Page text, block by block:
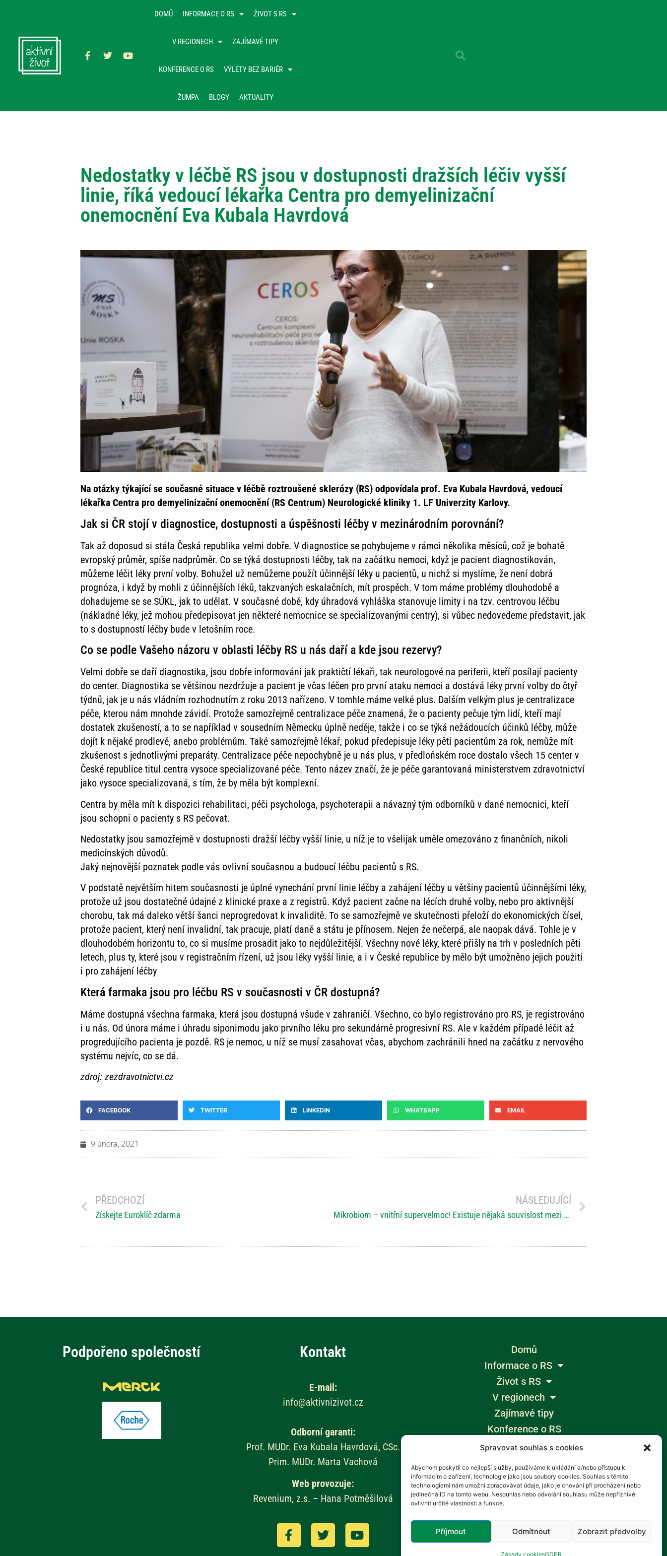
Spravovat souhlas s cookies
Abychom poskytli co nejlepší služby, používáme k ukládání a/nebo přístupu k
informacím o zařízení, technologie jako jsou soubory cookies. Souhlas s těmito
technologiemi nám umožní zpracovávat údaje, jako je chování při procházení nebo
jedinečná ID na tomto webu. Nesouhlas nebo odvolání souhlasu může nepříznivě
ovlivnit určité vlastnosti a funkce.
Příjmout Odmítnout Zobrazit předvolby
Zásady cookiesGDPR
DOMŮ INFORMACE O RS ŽIVOT S RS
V REGIONECH ZAJÍMAVÉ TIPY
KONFERENCE O RS VÝLETY BEZ BARIÉR
ŽUMPA BLOGY AKTUALITY
Nedostatky v léčbě RS jsou v dostupnosti dražších léčiv vyšší
linie, říká vedoucí lékařka Centra pro demyelinizační
onemocnění Eva Kubala Havrdová
Na otázky týkající se současné situace v léčbě roztroušené sklerózy (RS) odpovídala prof. Eva Kubala Havrdová, vedoucí
lékařka Centra pro demyelinizační onemocnění (RS Centrum) Neurologické kliniky 1. LF Univerzity Karlovy.
Jak si ČR stojí v diagnostice, dostupnosti a úspěšnosti léčby v mezinárodním porovnání?
Tak až doposud si stála Česká republika velmi dobře. V diagnostice se pohybujeme v rámci několika měsíců, což je bohatě
evropský průměr, spíše nadprůměr. Co se týká dostupnosti léčby, tak na začátku nemoci, když je pacient diagnostikován,
můžeme léčit léky první volby. Bohužel už nemůžeme použít účinnější léky u pacientů, u nichž si myslíme, že není dobrá
prognóza, i když by mohli z účinnějších léků, takzvaných eskalačních, mít prospěch. V tom máme problémy dlouhodobě a
dohadujeme se se SÚKL, jak to udělat. V současné době, kdy úhradová vyhláška stanovuje limity i na tzv. centrovou léčbu
(nákladné léky, jež mohou předepisovat jen některé nemocnice se specializovanými centry), si vůbec nedovedeme představit, jak
to s dostupností léčby bude v letošním roce.
Co se podle Vašeho názoru v oblasti léčby RS u nás daří a kde jsou rezervy?
Velmi dobře se daří diagnostika, jsou dobře informováni jak praktičtí lékaři, tak neurologové na periferii, kteří posílají pacienty
do center. Diagnostika se většinou nezdržuje a pacient je včas léčen pro první ataku nemoci a dostává léky první volby do čtyř
týdnů, jak je u nás vládním rozhodnutím z roku 2013 nařízeno. V tomhle máme velké plus. Dalším velkým plus je centralizace
péče, kterou nám mnohde závidí. Protože samozřejmě centralizace péče znamená, že o pacienty pečuje tým lidí, kteří mají
dostatek zkušeností, a to se například v sousedním Německu úplně neděje, takže i co se týká nežádoucích účinků léčby, může
dojít k nějaké prodlevě, anebo problémům. Také samozřejmě lékař, pokud předepisuje léky pěti pacientům za rok, nemůže mít
zkušenost s jednotlivými preparáty. Centralizace péče nepochybně je u nás plus, v předloňském roce dostalo všech 15 center v
České republice titul centra vysoce specializované péče. Tento název značí, že je péče garantovaná ministerstvem zdravotnictví
jako vysoce specializovaná, s tím, že by měla být komplexní.
Centra by měla mít k dispozici rehabilitaci, péči psychologa, psychoterapii a návazný tým odborníků v dané nemocnici, kteří
jsou schopni o pacienty s RS pečovat.
Nedostatky jsou samozřejmě v dostupnosti dražší léčby vyšší linie, u níž je to všelijak uměle omezováno z finančních, nikoli
medicínských důvodů.
Jaký nejnovější poznatek podle vás ovlivní současnou a budoucí léčbu pacientů s RS.
V podstatě největším hitem současnosti je úplné vynechání první linie léčby a zahájení léčby u většiny pacientů účinnějšími léky,
protože už jsou dostatečné údajné z klinické praxe a z registrů. Když pacient začne na lécích druhé volby, nebo pro aktivnější
chorobu, tak má daleko větší šanci neprogredovat k invaliditě. To se samozřejmě ve skutečnosti přeloží do ekonomických čísel,
protože pacient, který není invalidní, tak pracuje, platí daně a státu je přínosem. Nejen že nečerpá, ale naopak dává. Tohle je v
dlouhodobém horizontu to, co si musíme prosadit jako to nejdůležitější. Všechny nové léky, které přišly na trh v posledních pěti
letech, plus ty, které jsou v registračním řízení, už jsou léky vyšší linie, a i v České republice by mělo být umožněno jejich použití
i pro zahájení léčby
Která farmaka jsou pro léčbu RS v současnosti v ČR dostupná?
Máme dostupná všechna farmaka, která jsou dostupná všude v zahraničí. Všechno, co bylo registrováno pro RS, je registrováno
i u nás. Od února máme i úhradu siponimodu jako prvního léku pro sekundárně progresivní RS. Ale v každém případě léčit až
progredujícího pacienta je pozdě. RS je nemoc, u níž se musí zasahovat včas, abychom zachránili hned na začátku z nervového
systému nejvíc, co se dá.
zdroj: zezdravotnictvi.cz
FACEBOOK TWITTER LINKEDIN WHATSAPP EMAIL
9 února, 2021
PŘEDCHOZÍ
Získejte Euroklíč zdarma
NÁSLEDUJÍCÍ
Mikrobiom – vnitřní supervelmoc! Existuje nějaká souvislost mezi covidem, RS a mikrobiotou?
Podpořeno společností Kontakt
E-mail:
info@aktivnizivot.cz
Odborní garanti:
Prof. MUDr. Eva Kubala Havrdová, CSc.
Prim. MUDr. Marta Vachová
Web provozuje:
Revenium, z.s. – Hana Potměšilová
Domů
Informace o RS
Život s RS
V regionech
Zajímavé tipy
Konference o RS
Výlety bez bariér
Blogy
Aktuality